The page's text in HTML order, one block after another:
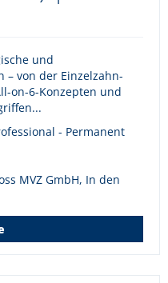
und
von der Einzelzahn-
on-6-Konzepten und
- Permanent
MVZ GmbH, In den